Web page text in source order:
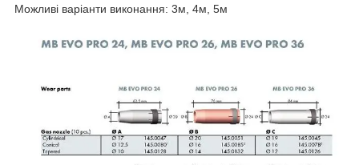
Можливі варіанти виконання: 3м, 4м, 5м